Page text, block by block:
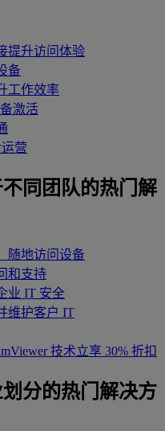
提升访问体验
备
工作效率
激活
营
同团队的热门解
随地访问设备
和支持
业 IT 安全
维护客户 IT
技术立享 30% 折扣
分的热门解决方